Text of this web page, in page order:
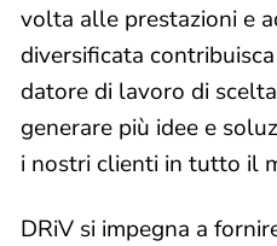
volta alle prestazioni e
diversificata
datore di lavoro di
generare più idee e
i nostri clienti in tutto il
DRiV si impegna a